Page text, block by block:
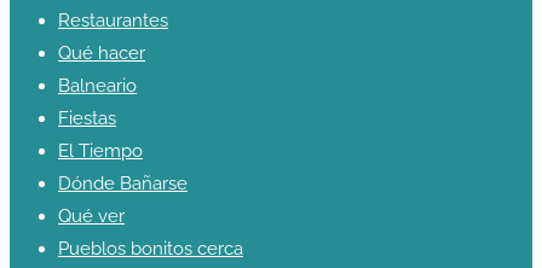
Restaurantes
Qué hacer
Balneario
Fiestas
El Tiempo
Dónde Bañarse
Qué ver
Pueblos bonitos cerca